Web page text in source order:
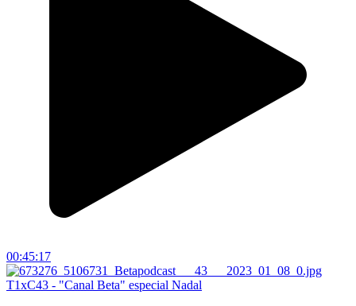
00:45:17
T1xC43 - "Canal Beta" especial Nadal